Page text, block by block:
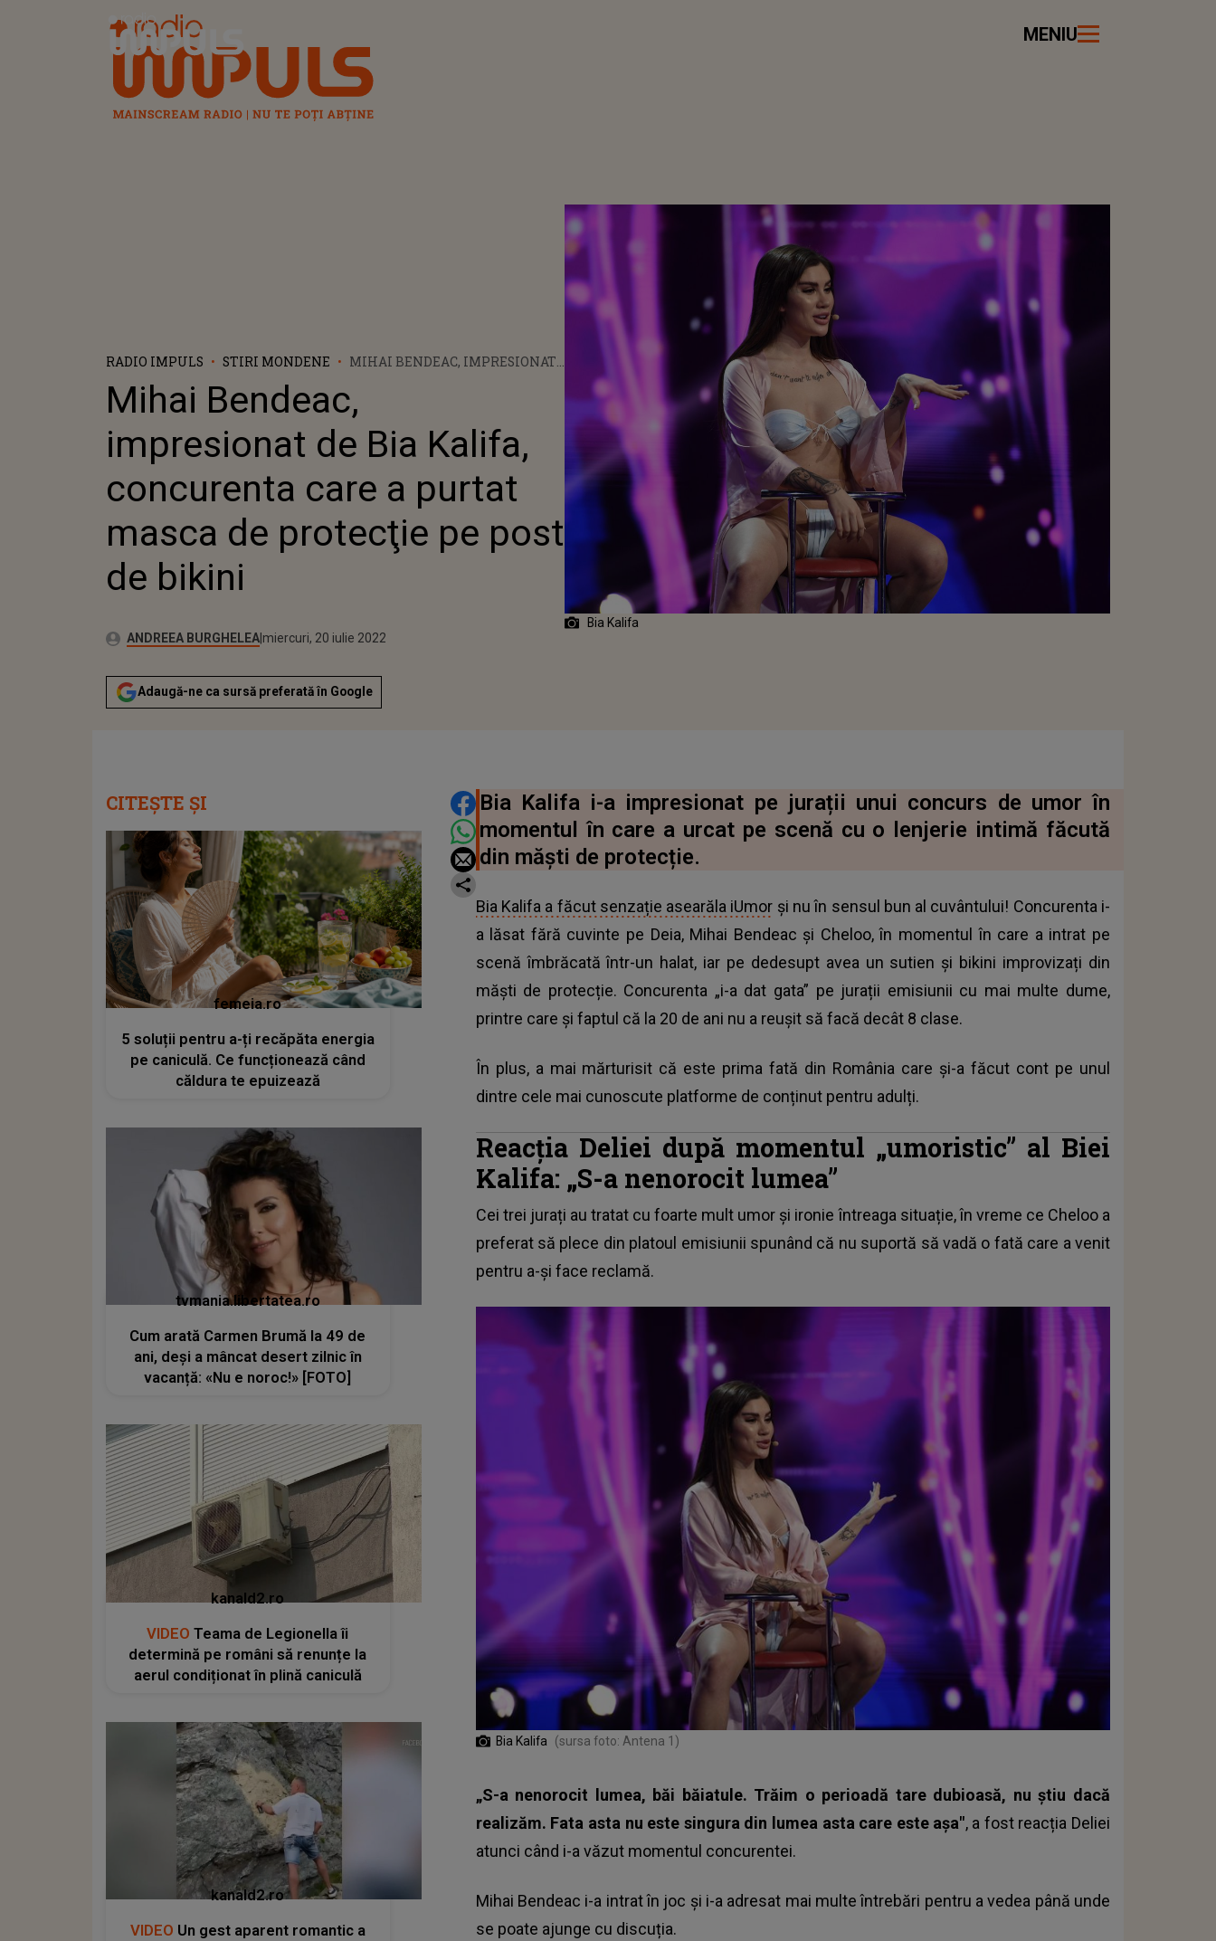
Radio Impuls MENIU
RADIO IMPULS STIRI MONDENE
MIHAI BENDEAC, IMPRESIONAT
CARE A PURTAT MASCA DE
PROTECŢIE PE POST DE BIKINI
Mihai Bendeac,
impresionat de Bia Kalifa,
concurenta care a purtat
masca de protecţie pe post
de bikini
Autor:ANDREEA BURGHELEAPublicat:
luni, 22 februarie 2021
Actualizat:
miercuri, 20 iulie 2022
Adaugă-ne ca sursă preferată în Google
Bia Kalifa
DISTRIBUIE ARTICOLUL
Bia Kalifa i-a impresionat pe jurații unui concurs de umor în
momentul în care a urcat pe scenă cu o lenjerie intimă făcută
din măști de protecție.
Bia Kalifa a făcut senzație asearăla iUmor și nu în sensul bun al cuvântului! Concurenta i-
a lăsat fără cuvinte pe Deia, Mihai Bendeac și Cheloo, în momentul în care a intrat pe
scenă îmbrăcată într-un halat, iar pe dedesupt avea un sutien și bikini improvizați din
măști de protecție. Concurenta „i-a dat gata” pe jurații emisiunii cu mai multe dume,
printre care și faptul că la 20 de ani nu a reușit să facă decât 8 clase.
În plus, a mai mărturisit că este prima fată din România care și-a făcut cont pe unul
dintre cele mai cunoscute platforme de conținut pentru adulți.
Reacția Deliei după momentul „umoristic” al Biei
Kalifa: „S-a nenorocit lumea”
Cei trei jurați au tratat cu foarte mult umor și ironie întreaga situație, în vreme ce Cheloo a
preferat să plece din platoul emisiunii spunând că nu suportă să vadă o fată care a venit
pentru a-și face reclamă.
Bia Kalifa (sursa foto: Antena 1)
„S-a nenorocit lumea, băi băiatule. Trăim o perioadă tare dubioasă, nu știu dacă
realizăm. Fata asta nu este singura din lumea asta care este așa", a fost reacția Deliei
atunci când i-a văzut momentul concurentei.
Mihai Bendeac i-a intrat în joc și i-a adresat mai multe întrebări pentru a vedea până unde
se poate ajunge cu discuția.
CITEȘTE ȘI
femeia.ro
5 soluții pentru a-ți recăpăta energia
pe caniculă. Ce funcționează când
căldura te epuizează
tvmania.libertatea.ro
Cum arată Carmen Brumă la 49 de
ani, deși a mâncat desert zilnic în
vacanță: «Nu e noroc!» [FOTO]
kanald2.ro
VIDEO Teama de Legionella îi
determină pe români să renunțe la
aerul condiționat în plină caniculă
kanald2.ro
VIDEO Un gest aparent romantic a